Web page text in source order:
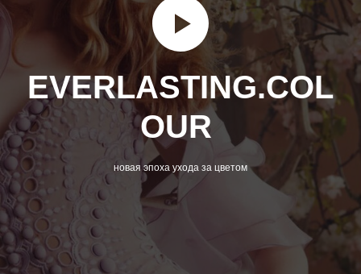
EVERLASTING.COL
OUR
новая эпоха ухода за цветом